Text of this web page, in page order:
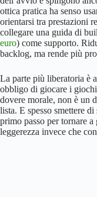
ottica pratica ha senso
orientarsi tra prestazioni
collegare una guida di
euro) come supporto.
backlog, ma rende più
La parte più liberatoria è
obbligo di giocare i
dovere morale, non è un
lista. E spesso smettere
primo passo per tornare
leggerezza invece che